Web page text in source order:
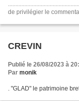
de privilégier le
d'accueil. Je vous
CREVIN
Publié le 26/08/2023 à
Par monik
. "GLAD" le patrimoine